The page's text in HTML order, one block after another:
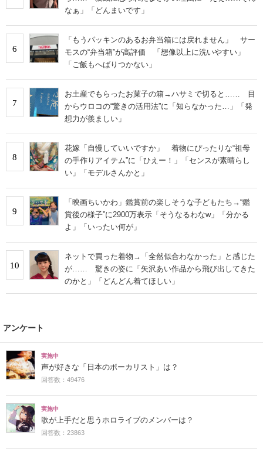
なぁ」「どんまいです」
6
「もうパッキンのあるお弁当箱には戻れません」 サー
モスの“弁当箱”が高評価 「想像以上に洗いやすい」
「ご飯もへばりつかない」
7
お土産でもらったお菓子の箱→ハサミで切ると…… 目
からウロコの“驚きの活用法”に「知らなかった…」「発
想力が羨ましい」
8
花嫁「自慢していいですか」 着物にぴったりな“祖母
の手作りアイテム”に「ひえー！」「センスが素晴らし
い」「モデルさんかと」
9
「映画ちいかわ」鑑賞前の楽しそうな子どもたち→“鑑
賞後の様子”に2900万表示「そうなるわなw」「分かる
よ」「いったい何が」
10
ネットで買った着物→「全然似合わなかった」と感じた
が…… 驚きの姿に「矢沢あい作品から飛び出してきた
のかと」「どんどん着てほしい」
アンケート
実施中
声が好きな「日本のボーカリスト」は？
回答数：49476
実施中
歌が上手だと思うホロライブのメンバーは？
回答数：23863